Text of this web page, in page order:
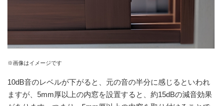
※画像はイメージです
10dB音のレベルが下がると、元の音の半分に感じるといわれ
ますが、5mm厚以上の内窓を設置すると、約15dBの減音効果